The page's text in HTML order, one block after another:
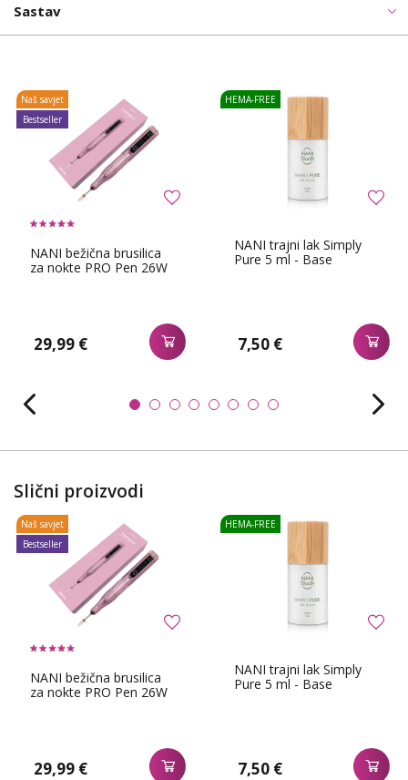
Sastav
NANI bežična brusilica
za nokte PRO Pen 26W
29,99 €
Naš savjet
Bestseller
NANI trajni lak Simply
Pure 5 ml - Base
7,50 €
HEMA-FREE
Slični proizvodi
NANI bežična brusilica
za nokte PRO Pen 26W
29,99 €
Naš savjet
Bestseller
NANI trajni lak Simply
Pure 5 ml - Base
7,50 €
HEMA-FREE